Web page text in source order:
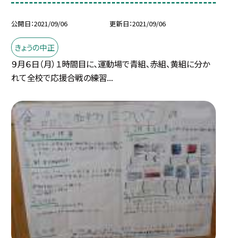
公開日 2021/09/06 更新日 2021/09/06
きょうの中正
９月６日（月）１時間目に、運動場で青組、赤組、黄組に分か
れて全校で応援合戦の練習...